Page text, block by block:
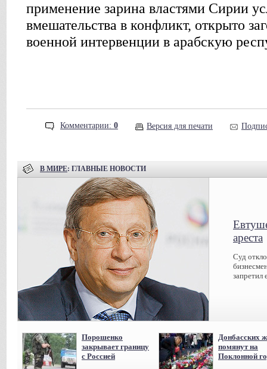
применение зарина властями Сирии
вмешательства в конфликт, открыто
военной интервенции в арабскую
Комментарии: 0 Версия для печати
В МИРЕ: ГЛАВНЫЕ НОВОСТИ
ареста
Суд
запретил
Порошенко
закрывает границу
с Россией
Донбасских
помянут на
Поклонной